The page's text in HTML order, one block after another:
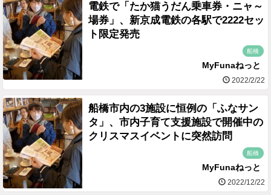
電鉄で「たか猫うだん乗車券・ニャ～
場券」、新京成電鉄の各駅で2222セッ
ト限定発売
船橋
MyFunaねっと
2022/2/22
船橋市内の3施設に恒例の「ふなサン
タ」、市内子育て支援施設で開催中の
クリスマスイベントに突然訪問
船橋
MyFunaねっと
2022/12/22